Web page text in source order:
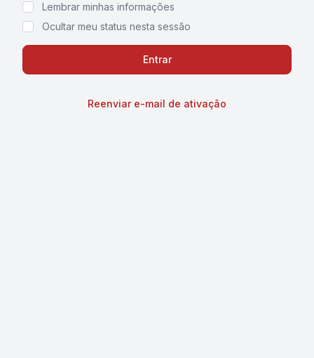
Lembrar minhas informações
Ocultar meu status nesta sessão
Reenviar e-mail de ativação